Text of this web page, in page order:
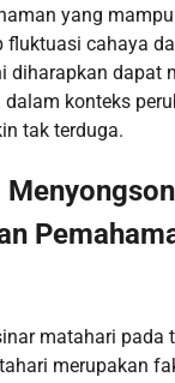
yang
fluktuasi cahaya
diharapkan dapat
dalam konteks
tak terduga.
matahari pada
merupakan